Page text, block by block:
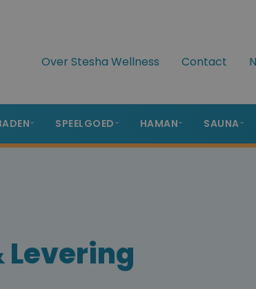
Over Stesha Wellness Contact
SPEELGOED HAMAN SAUNA
Levering